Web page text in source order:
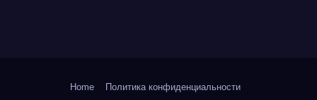
Home Политика конфиденциальности